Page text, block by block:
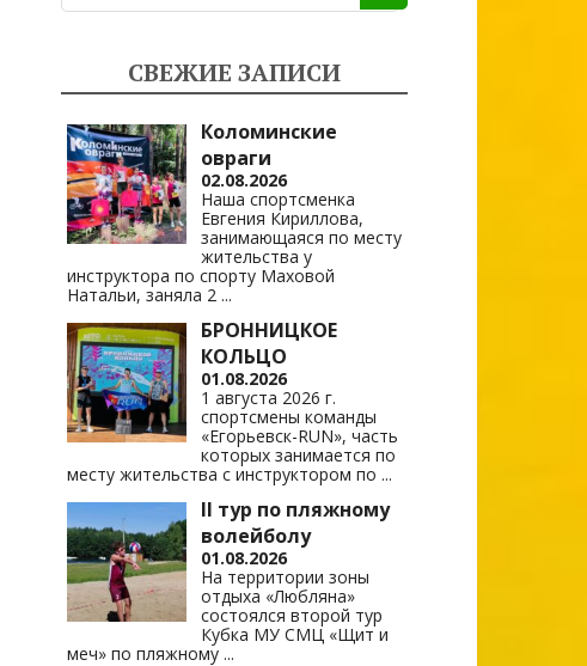
СВЕЖИЕ ЗАПИСИ
Коломинские
овраги
02.08.2026
Наша спортсменка
Евгения Кириллова,
занимающаяся по месту
жительства у
инструктора по спорту Маховой
Натальи, заняла 2 ...
БРОННИЦКОЕ
КОЛЬЦО
01.08.2026
1 августа 2026 г.
спортсмены команды
«Егорьевск-RUN», часть
которых занимается по
месту жительства с инструктором по ...
II тур по пляжному
волейболу
01.08.2026
На территории зоны
отдыха «Любляна»
состоялся второй тур
Кубка МУ СМЦ «Щит и
меч» по пляжному ...